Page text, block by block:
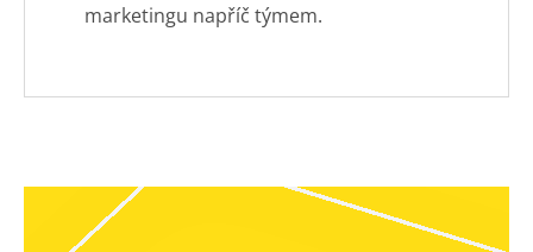
marketingu napříč týmem.